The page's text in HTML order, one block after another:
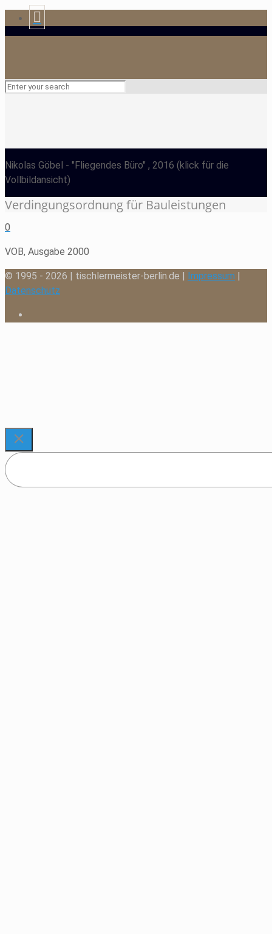
Nikolas Göbel - "Fliegendes Büro" , 2016 (klick für die
Vollbildansicht)
Verdingungsordnung für Bauleistungen
0
VOB, Ausgabe 2000
© 1995 - 2026 | tischlermeister-berlin.de | Impressum
Datenschutz